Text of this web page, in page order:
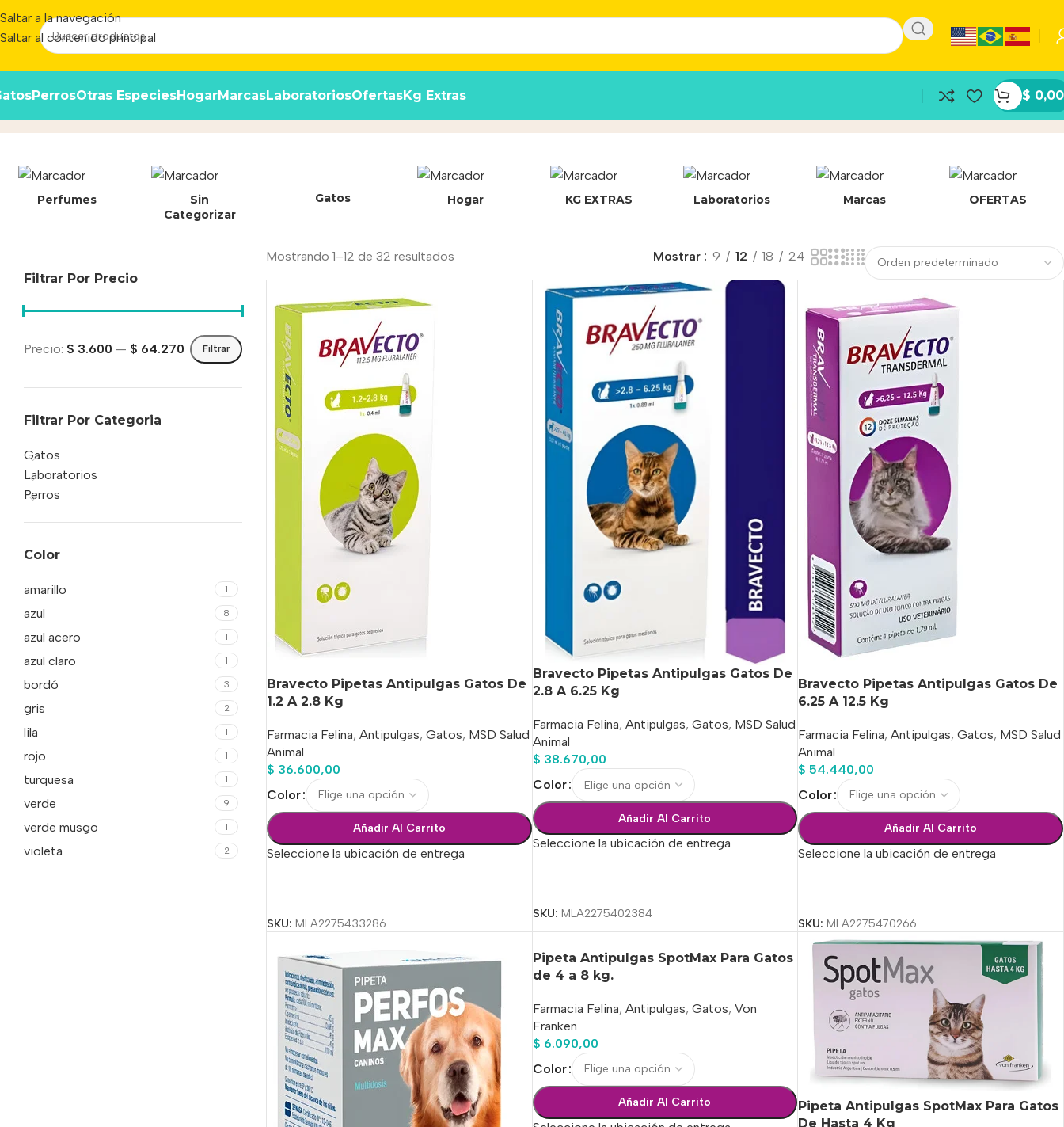
Saltar a la navegación
Saltar al contenido principal
PerrosOtras EspeciesHogarMarcasLaboratoriosOfertasKg Extras $ 0,00
Perfumes
Sin
Categorizar
Gatos Hogar KG EXTRAS Laboratorios Marcas OFERTAS
Filtrar Por Precio
Filtrar
Precio: $ 3.600 — $ 64.270
Filtrar Por Categoria
Gatos
Laboratorios
Perros
Color
amarillo 1
azul 8
azul acero 1
azul claro 1
bordó 3
gris 2
lila 1
rojo 1
turquesa 1
verde 9
verde musgo 1
violeta 2
Mostrando 1–12 de 32 resultados Mostrar 9 12 18 24
Bravecto Pipetas Antipulgas Gatos De
1.2 A 2.8 Kg
Farmacia Felina, Antipulgas, Gatos, MSD Salud
Animal
$ 36.600,00
Color
Añadir Al Carrito
Seleccione la ubicación de entrega
SKU: MLA2275433286
Bravecto Pipetas Antipulgas Gatos De
2.8 A 6.25 Kg
Farmacia Felina, Antipulgas, Gatos, MSD Salud
Animal
$ 38.670,00
Color
Añadir Al Carrito
Seleccione la ubicación de entrega
SKU: MLA2275402384
Bravecto Pipetas Antipulgas Gatos De
6.25 A 12.5 Kg
Farmacia Felina, Antipulgas, Gatos, MSD Salud
Animal
$ 54.440,00
Color
Añadir Al Carrito
Seleccione la ubicación de entrega
SKU:MLA2275470266
Pipeta Antipulgas SpotMax Para Gatos
de 4 a 8 kg.
Farmacia Felina, Antipulgas, Gatos, Von
Franken
$ 6.090,00
Color
Añadir Al Carrito
Pipeta Antipulgas SpotMax Para Gatos
De Hasta 4 Kg